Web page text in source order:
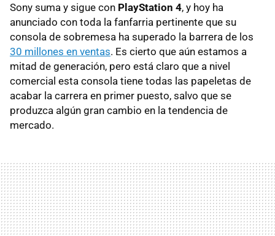
Sony suma y sigue con PlayStation 4, y hoy ha
anunciado con toda la fanfarria pertinente que su
consola de sobremesa ha superado la barrera de los
30 millones en ventas. Es cierto que aún estamos a
mitad de generación, pero está claro que a nivel
comercial esta consola tiene todas las papeletas de
acabar la carrera en primer puesto, salvo que se
produzca algún gran cambio en la tendencia de
mercado.